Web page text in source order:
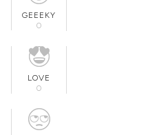
GEEEKY
0
LOVE
0